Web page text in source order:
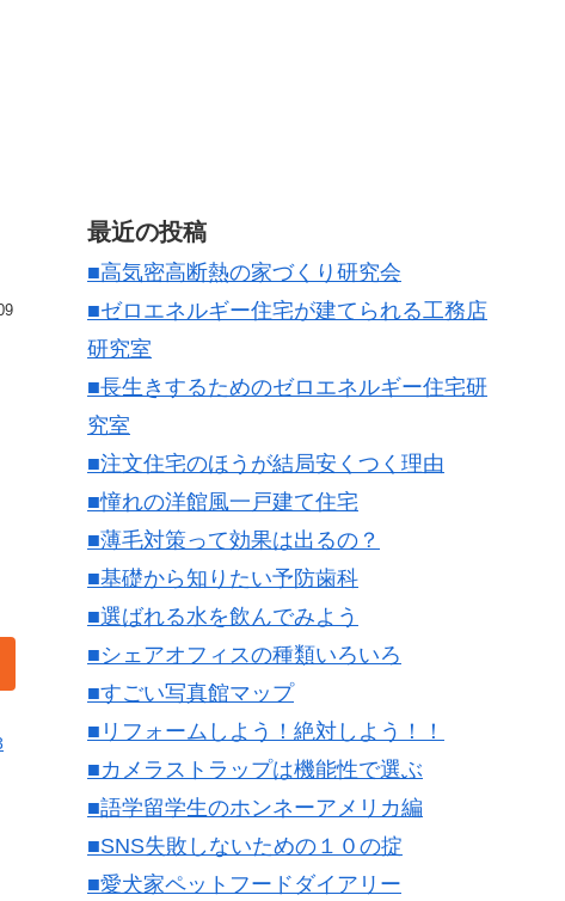
最近の投稿
■高気密高断熱の家づくり研究会
■ゼロエネルギー住宅が建てられる工務店
研究室
■長生きするためのゼロエネルギー住宅研
究室
■注文住宅のほうが結局安くつく理由
■憧れの洋館風一戸建て住宅
■薄毛対策って効果は出るの？
■基礎から知りたい予防歯科
■選ばれる水を飲んでみよう
■シェアオフィスの種類いろいろ
■すごい写真館マップ
■リフォームしよう！絶対しよう！！
■カメラストラップは機能性で選ぶ
■語学留学生のホンネーアメリカ編
■SNS失敗しないための１０の掟
■愛犬家ペットフードダイアリー